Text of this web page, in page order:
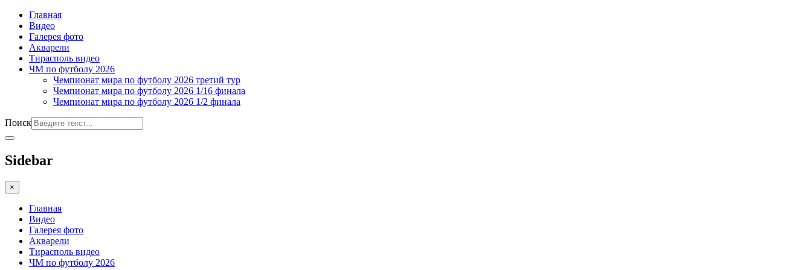
Главная
Видео
Галерея фото
Акварели
Тирасполь видео
ЧМ по футболу 2026
Чемпионат мира по футболу 2026 третий тур
Чемпионат мира по футболу 2026 1/16 финала
Чемпионат мира по футболу 2026 1/2 финала
Поиск
Sidebar
×
Главная
Видео
Галерея фото
Акварели
Тирасполь видео
ЧМ по футболу 2026